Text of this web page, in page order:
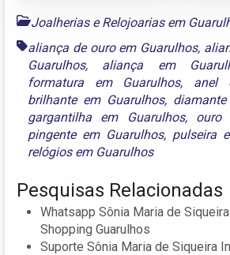
Joalherias e Relojoarias em
aliança de ouro em Guarulhos,
Guarulhos, aliança em
formatura em Guarulhos, anel
brilhante em Guarulhos,
gargantilha em Guarulhos, ouro
pingente em Guarulhos, pulseira
relógios em Guarulhos
Pesquisas Relacionadas
Whatsapp Sônia Maria de
Shopping Guarulhos
Suporte Sônia Maria de Siqueira